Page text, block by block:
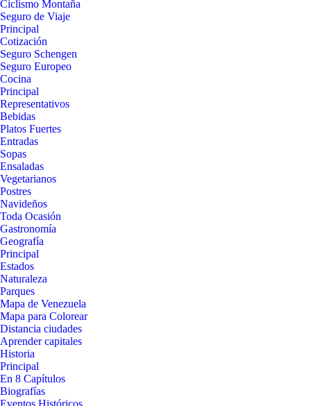
Ciclismo Montaña
Seguro de Viaje
Principal
Cotización
Seguro Schengen
Seguro Europeo
Cocina
Principal
Representativos
Bebidas
Platos Fuertes
Entradas
Sopas
Ensaladas
Vegetarianos
Postres
Navideños
Toda Ocasión
Gastronomía
Geografía
Principal
Estados
Naturaleza
Parques
Mapa de Venezuela
Mapa para Colorear
Distancia ciudades
Aprender capitales
Historia
Principal
En 8 Capítulos
Biografías
Eventos Históricos